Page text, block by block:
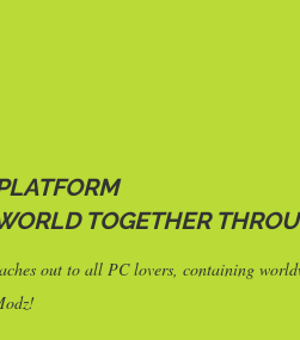
TOGETHER
out to all PC lovers, containing